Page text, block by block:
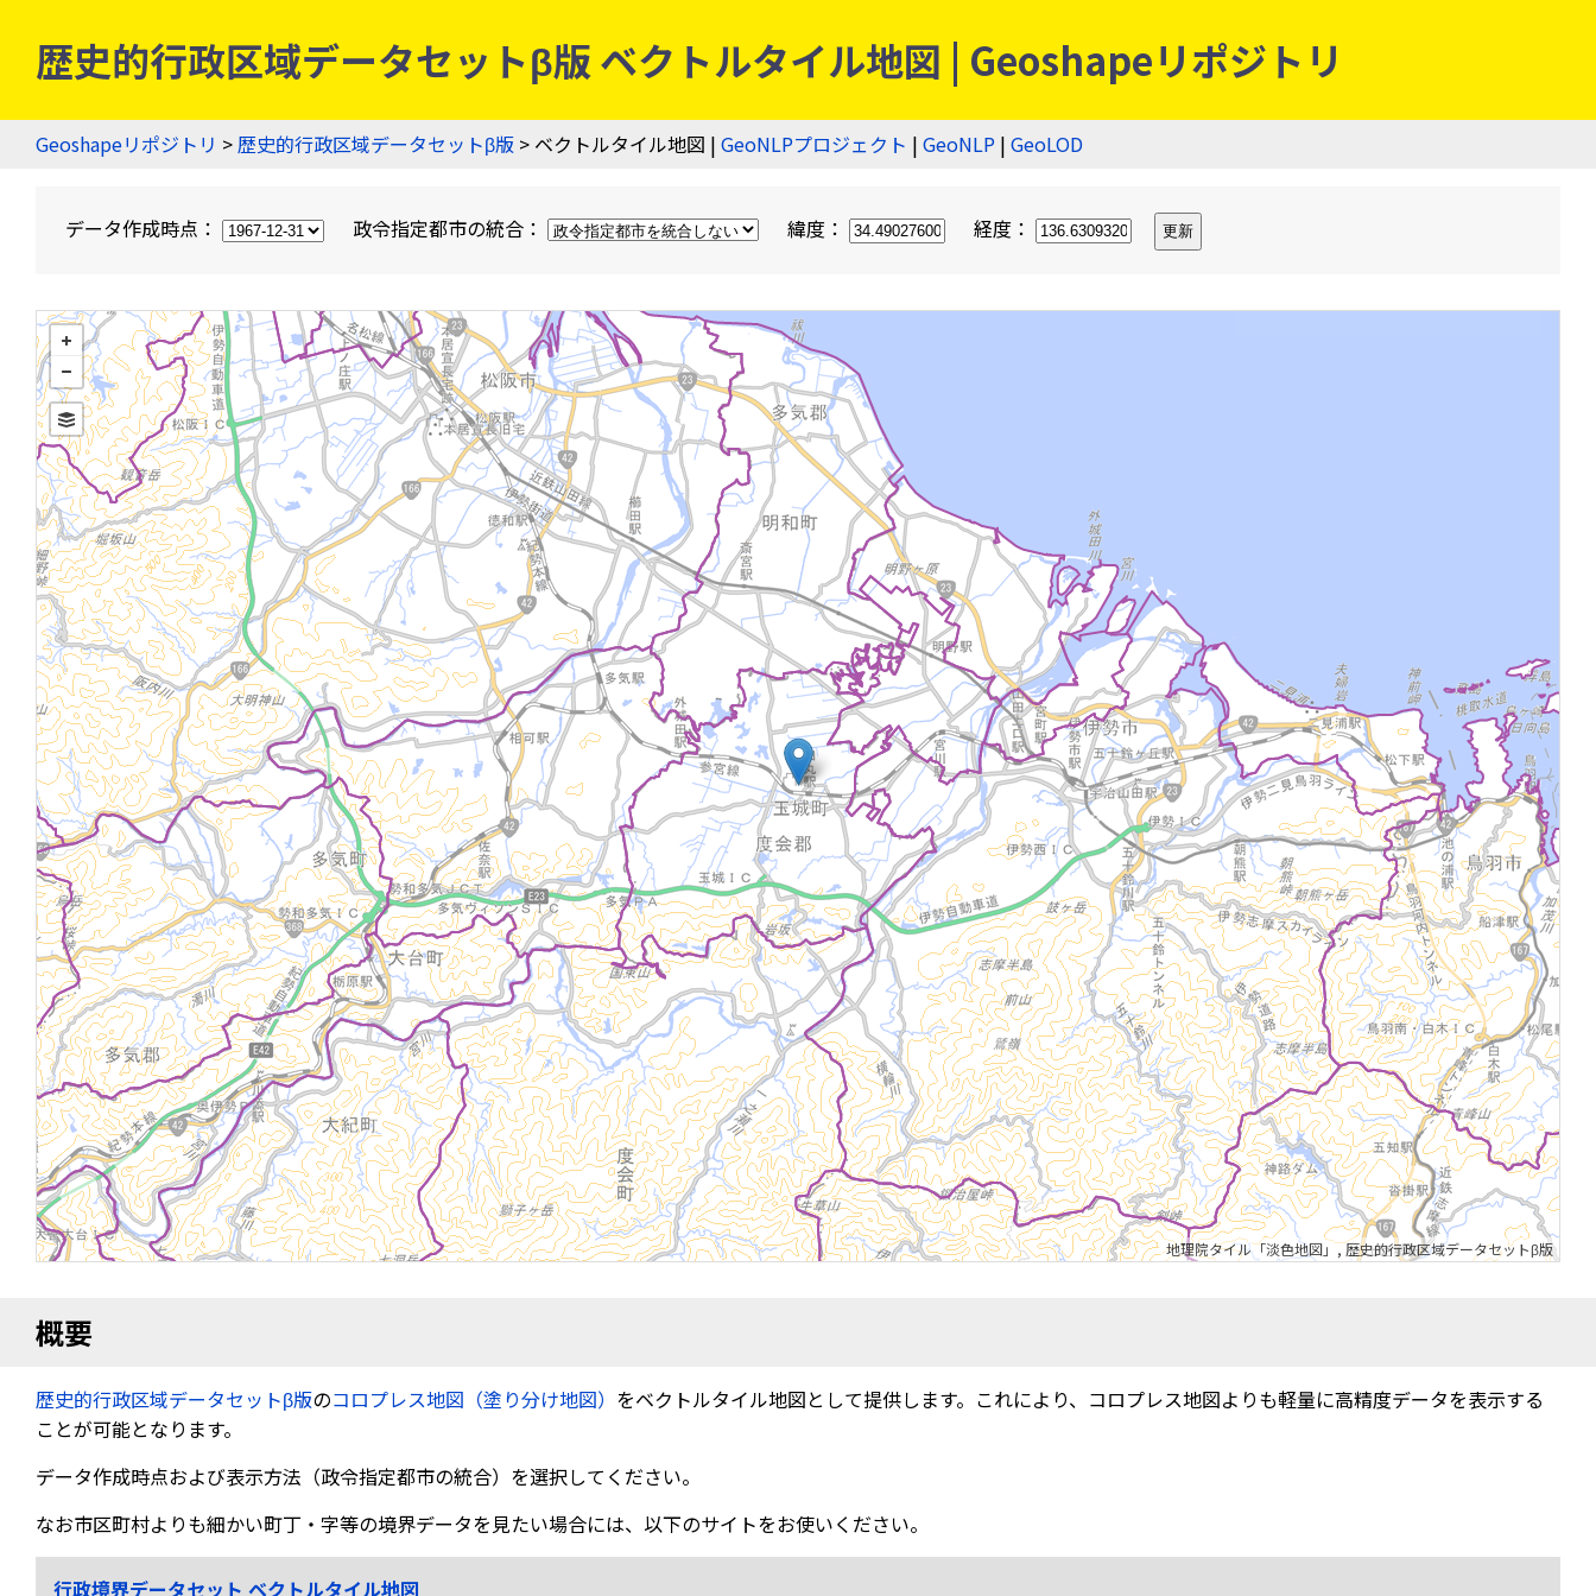
歴史的行政区域データセットβ版 ベクトルタイル地図 | Geoshapeリポジトリ
Geoshapeリポジトリ >歴史的行政区域データセットβ版 > ベクトルタイル地図 | GeoNLPプロジェクト | GeoNLP | GeoLOD
データ作成時点： 政令指定都市の統合： 緯度： 経度：
地理院タイル「淡色地図」,歴史的行政区域データセットβ版
概要
歴史的行政区域データセットβ版のコロプレス地図（塗り分け地図） をベクトルタイル地図として提供します。これにより、コロプレス地図よりも軽量に高精度データを表示する
ことが可能となります。
データ作成時点および表示方法（政令指定都市の統合）を選択してください。
なお市区町村よりも細かい町丁・字等の境界データを見たい場合には、以下のサイトをお使いください。
行政境界データセット ベクトルタイル地図